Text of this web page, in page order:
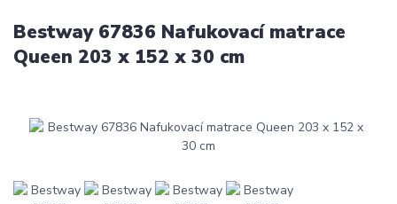
Bestway 67836 Nafukovací matrace
Queen 203 x 152 x 30 cm